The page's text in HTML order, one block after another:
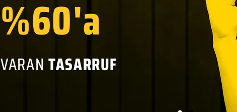
%60'a
VARANTASARRUF